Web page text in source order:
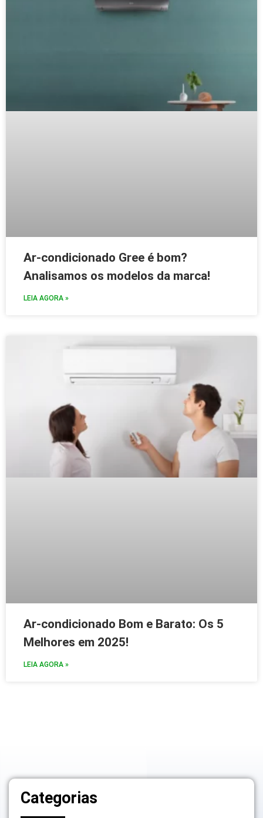
Ar-condicionado Gree é bom?
Analisamos os modelos da marca!
LEIA AGORA »
Ar-condicionado Bom e Barato: Os 5
Melhores em 2025!
LEIA AGORA »
Categorias